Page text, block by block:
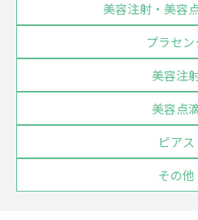
美容注射・美容
プラセン
美容注
美容点
ピアス
その他